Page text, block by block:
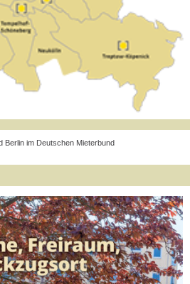
Berlin im Deutschen Mieterbund